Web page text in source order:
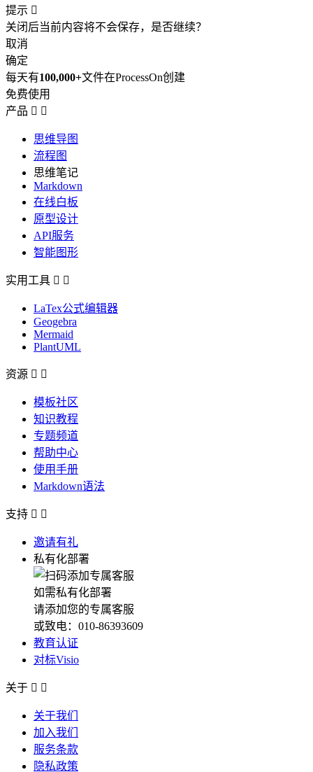
提示 
关闭后当前内容将不会保存，是否继续？
取消
确定
每天有100,000+文件在ProcessOn创建
免费使用
产品  
思维导图
流程图
思维笔记
Markdown
在线白板
原型设计
API服务
智能图形
实用工具  
LaTex公式编辑器
Geogebra
Mermaid
PlantUML
资源  
模板社区
知识教程
专题频道
帮助中心
使用手册
Markdown语法
支持  
邀请有礼
私有化部署
如需私有化部署
请添加您的专属客服
或致电：010-86393609
教育认证
对标Visio
关于  
关于我们
加入我们
服务条款
隐私政策